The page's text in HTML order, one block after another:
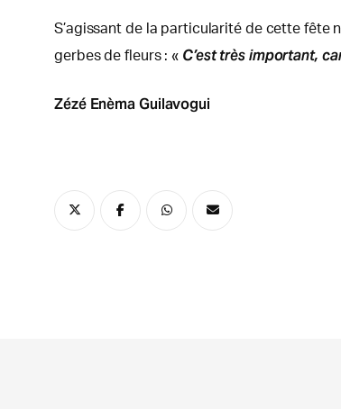
S’agissant de la particularité de cette fête
gerbes de fleurs : « C’est très important,
Zézé Enèma Guilavogui